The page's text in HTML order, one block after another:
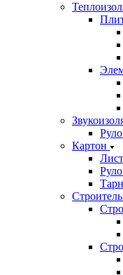
Картон